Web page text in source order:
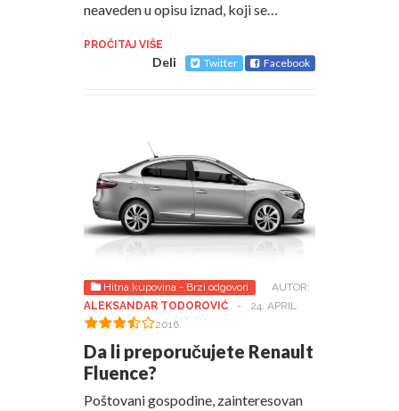
neaveden u opisu iznad, koji se…
PROČITAJ VIŠE
Deli Twitter Facebook
Hitna kupovina - Brzi odgovori
AUTOR:
ALEKSANDAR TODOROVIĆ
-
24. APRIL
2016.
Da li preporučujete Renault
Fluence?
Poštovani gospodine, zainteresovan